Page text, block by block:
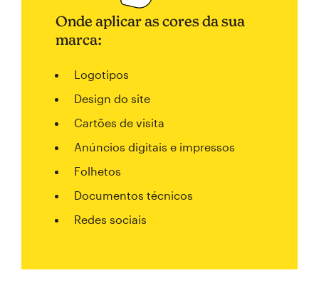
Onde aplicar as cores da sua
marca:
Logotipos
Design do site
Cartões de visita
Anúncios digitais e impressos
Folhetos
Documentos técnicos
Redes sociais